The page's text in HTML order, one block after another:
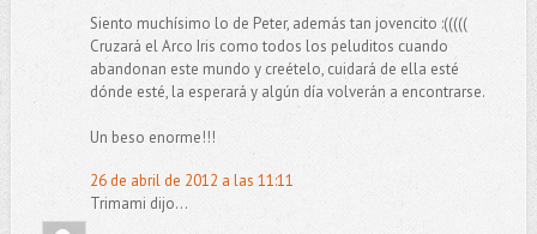
Siento muchísimo lo de Peter, además tan jovencito :(((((
Cruzará el Arco Iris como todos los peluditos cuando
abandonan este mundo y creételo, cuidará de ella esté
dónde esté, la esperará y algún día volverán a encontrarse.
Un beso enorme!!!
26 de abril de 2012 a las 11:11
Trimami dijo...